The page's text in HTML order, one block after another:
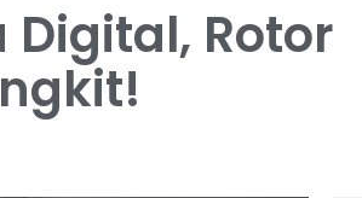
Digital, Rotor